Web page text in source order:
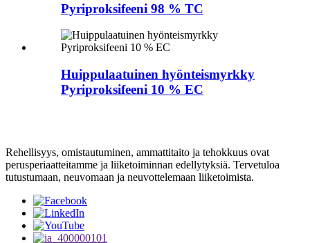
Pyriproksifeeni 98 % TC
Huippulaatuinen hyönteismyrkky
Pyriproksifeeni 10 % EC
Rehellisyys, omistautuminen, ammattitaito ja tehokkuus ovat
perusperiaatteitamme ja liiketoiminnan edellytyksiä. Tervetuloa
tutustumaan, neuvomaan ja neuvottelemaan liiketoimista.